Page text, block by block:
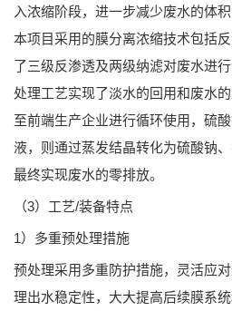
入浓缩阶段，进一步减少废水的体
本项目采用的膜分离浓缩技术包括
了三级反渗透及两级纳滤对废水进
处理工艺实现了淡水的回用和废水
至前端生产企业进行循环使用，硫
液，则通过蒸发结晶转化为硫酸钠
最终实现废水的零排放。
（3）工艺/装备特点
1）多重预处理措施
预处理采用多重防护措施，灵活应
理出水稳定性，大大提高后续膜系